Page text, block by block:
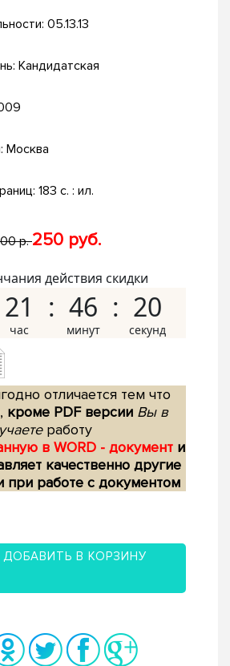
05.13.13
Кандидатская
Москва
183 с. : ил.
р.250 руб.
действия скидки
21 46 19
отличается тем что
кроме PDF версии Вы в
работу
в WORD - документ и
качественно другие
при работе с документом
ДОБАВИТЬ В КОРЗИНУ